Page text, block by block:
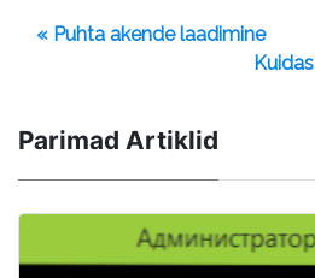
« Puhta akende laadimine
Parimad Artiklid